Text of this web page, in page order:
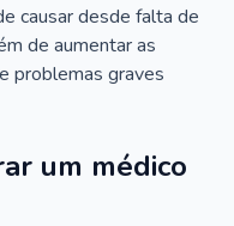
causar desde falta de
de aumentar as
problemas graves
um médico